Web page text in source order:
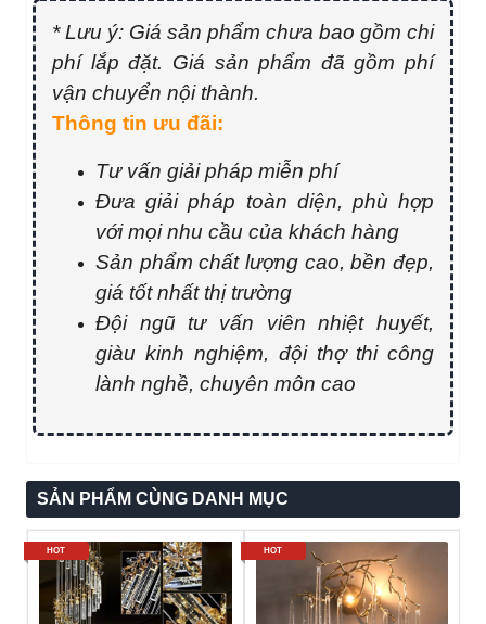
* Lưu ý: Giá sản phẩm chưa bao gồm chi
phí lắp đặt. Giá sản phẩm đã gồm phí
vận chuyển nội thành.
Thông tin ưu đãi:
Tư vấn giải pháp miễn phí
Đưa giải pháp toàn diện, phù hợp
với mọi nhu cầu của khách hàng
Sản phẩm chất lượng cao, bền đẹp,
giá tốt nhất thị trường
Đội ngũ tư vấn viên nhiệt huyết,
giàu kinh nghiệm, đội thợ thi công
lành nghề, chuyên môn cao
SẢN PHẨM CÙNG DANH MỤC
HOT HOT